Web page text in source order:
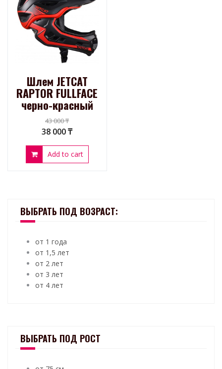
Шлем JETCAT
RAPTOR FULLFACE
черно-красный
43 000₸
38 000₸
Add to cart
ВЫБРАТЬ ПОД ВОЗРАСТ:
от 1 года
от 1,5 лет
от 2 лет
от 3 лет
от 4 лет
ВЫБРАТЬ ПОД РОСТ